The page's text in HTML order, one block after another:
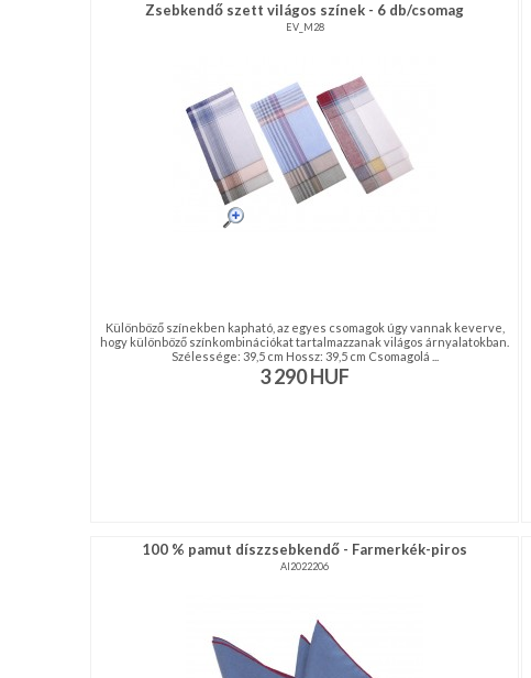
NAGYKERESKEDELEM
MÉRETTÁBLÁZAT
MOST
ÉRKEZETT!
Zsebkendő szett világos színek - 6 db/csomag
EV_M28
Különböző színekben kapható, az egyes csomagok úgy vannak keverve,
hogy különböző színkombinációkat tartalmazzanak világos árnyalatokban.
Szélessége: 39,5 cm Hossz: 39,5 cm Csomagolá ...
3 290HUF
100 % pamut díszzsebkendő - Farmerkék-piros
AI2022206